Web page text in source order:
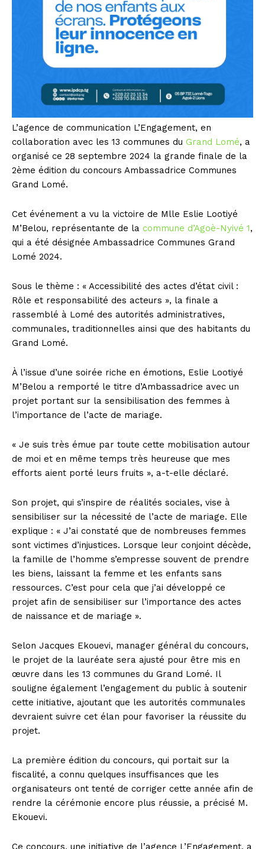
L’agence de communication L’Engagement, en
collaboration avec les 13 communes du Grand Lomé, a
organisé ce 28 septembre 2024 la grande finale de la
2ème édition du concours Ambassadrice Communes
Grand Lomé.
Cet événement a vu la victoire de Mlle Eslie Lootiyé
M’Belou, représentante de la commune d’Agoè-Nyivé 1,
qui a été désignée Ambassadrice Communes Grand
Lomé 2024.
Sous le thème : « Accessibilité des actes d’état civil :
Rôle et responsabilité des acteurs », la finale a
rassemblé à Lomé des autorités administratives,
communales, traditionnelles ainsi que des habitants du
Grand Lomé.
À l’issue d’une soirée riche en émotions, Eslie Lootiyé
M’Belou a remporté le titre d’Ambassadrice avec un
projet portant sur la sensibilisation des femmes à
l’importance de l’acte de mariage.
« Je suis très émue par toute cette mobilisation autour
de moi et en même temps très heureuse que mes
efforts aient porté leurs fruits », a-t-elle déclaré.
Son projet, qui s’inspire de réalités sociales, vise à
sensibiliser sur la nécessité de l’acte de mariage. Elle
explique : « J’ai constaté que de nombreuses femmes
sont victimes d’injustices. Lorsque leur conjoint décède,
la famille de l’homme s’empresse souvent de prendre
les biens, laissant la femme et les enfants sans
ressources. C’est pour cela que j’ai développé ce
projet afin de sensibiliser sur l’importance des actes
de naissance et de mariage ».
Selon Jacques Ekouevi, manager général du concours,
le projet de la lauréate sera ajusté pour être mis en
œuvre dans les 13 communes du Grand Lomé. Il
souligne également l’engagement du public à soutenir
cette initiative, ajoutant que les autorités communales
devraient suivre cet élan pour favoriser la réussite du
projet.
La première édition du concours, qui portait sur la
fiscalité, a connu quelques insuffisances que les
organisateurs ont tenté de corriger cette année afin de
rendre la cérémonie encore plus réussie, a précisé M.
Ekouevi.
Ce concours, une initiative de l’agence L’Engagement, a